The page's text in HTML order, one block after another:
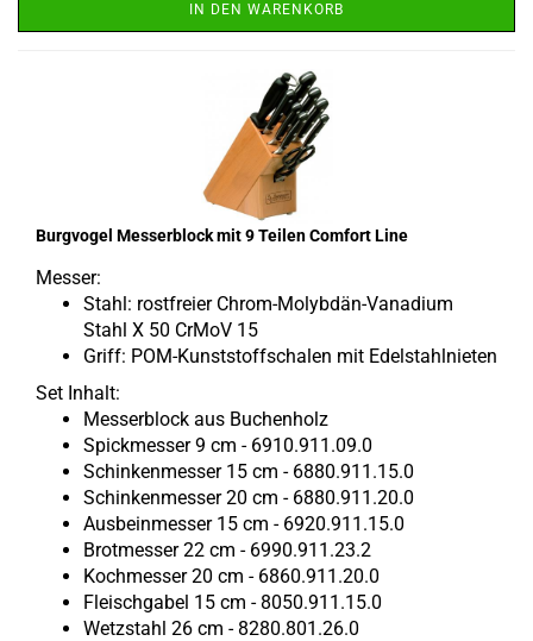
IN DEN WARENKORB
Burg­vo­gel Mes­ser­block mit 9 Tei­len Com­fort Line
Mes­ser:
Stahl: rost­frei­er Chrom-​Molybdän-Vanadium
Stahl X 50 CrMoV 15
Griff: POM-​Kunststoffschalen mit Edel­stahl­nie­ten
Set In­halt:
Mes­ser­block aus Bu­chen­holz
Spick­mes­ser 9 cm - 6910.911.09.0
Schin­ken­mes­ser 15 cm - 6880.911.15.0
Schin­ken­mes­ser 20 cm - 6880.911.20.0
Aus­bein­mes­ser 15 cm - 6920.911.15.0
Brot­mes­ser 22 cm - 6990.911.23.2
Koch­mes­ser 20 cm - 6860.911.20.0
Fleisch­ga­bel 15 cm - 8050.911.15.0
Wetz­stahl 26 cm - 8280.801.26.0